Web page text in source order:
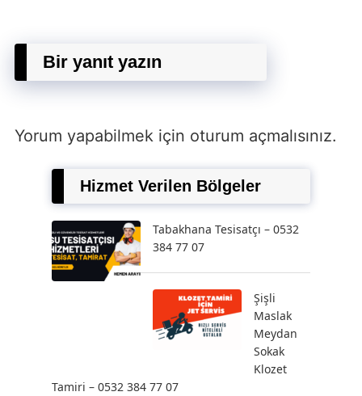
Bir yanıt yazın
Yorum yapabilmek için oturum açmalısınız.
Hizmet Verilen Bölgeler
Tabakhana Tesisatçı – 0532
384 77 07
Şişli
Maslak
Meydan
Sokak
Klozet
Tamiri – 0532 384 77 07